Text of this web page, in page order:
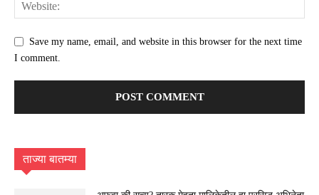
Save my name, email, and website in this browser for the next time
I comment.
ताज्या बातम्या